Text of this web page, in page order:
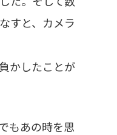
すと、カメラ
かしたことが
もあの時を思